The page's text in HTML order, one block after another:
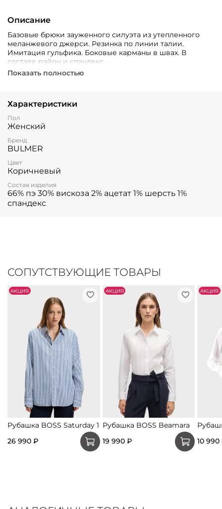
Описание
Базовые брюки зауженного силуэта из утепленного
меланжевого джерси. Резинка по линии талии.
Имитация гульфика. Боковые карманы в швах. В
составе район и спандекс.
Показать полностью
Характеристики
Пол
Женский
Бренд
BULMER
Цвет
Коричневый
Состав изделия
66% пэ 30% вискоза 2% ацетат 1% шерсть 1%
спандекс
СОПУТСТВУЮЩИЕ ТОВАРЫ
АKЦИЯ
Рубашка BOSS Saturday 1
26 990 ₽
АKЦИЯ
Рубашка BOSS Beamara
19 990 ₽
АKЦИЯ
10